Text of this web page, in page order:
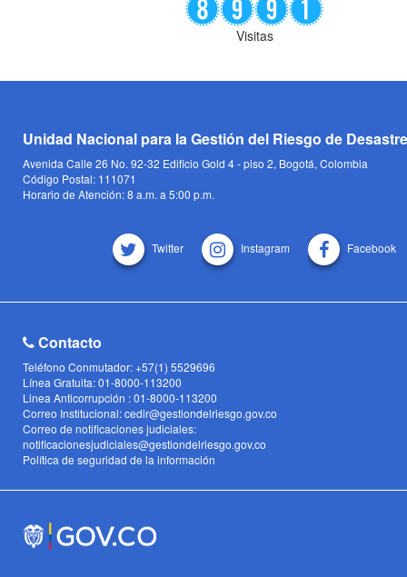
Visitas
Unidad Nacional para la Gestión del Riesgo de
Avenida Calle 26 No. 92-32 Edificio Gold 4 - piso 2, Bogotá, Colombia
Código Postal: 111071
Horario de Atención: 8 a.m. a 5:00 p.m.
Twitter Instagram Facebook
Contacto
Teléfono Conmutador: +57(1) 5529696
Línea Gratuita: 01-8000-113200
Linea Anticorrupción : 01-8000-113200
Correo Institucional: cedir@gestiondelriesgo.gov.co
Correo de notificaciones judiciales:
notificacionesjudiciales@gestiondelriesgo.gov.co
Política de seguridad de la información